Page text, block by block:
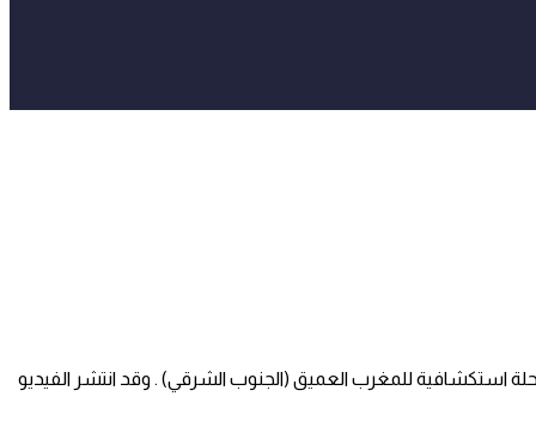
استكشافية للمغرب العميق (الجنوب الشرقي) . وقد انتشر الفيديو